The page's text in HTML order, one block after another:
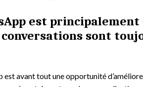
est
sont
est avant tout une opportunité